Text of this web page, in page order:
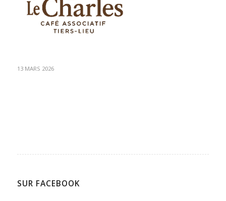
13 MARS 2026
SUR FACEBOOK